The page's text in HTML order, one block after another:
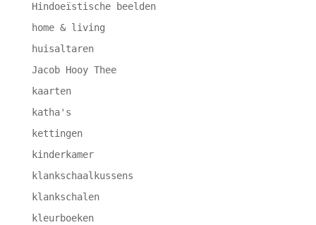
Hindoeïstische beelden
home & living
huisaltaren
Jacob Hooy Thee
kaarten
katha's
kettingen
kinderkamer
klankschaalkussens
klankschalen
kleurboeken